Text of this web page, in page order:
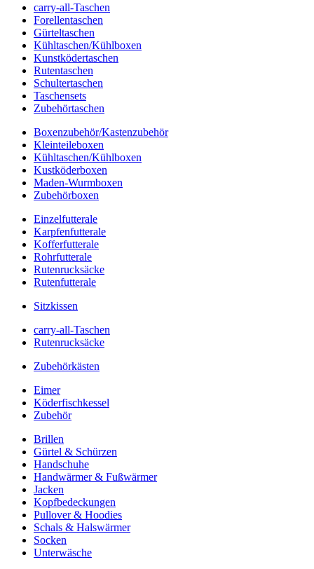
carry-all-Taschen
Forellentaschen
Gürteltaschen
Kühltaschen/Kühlboxen
Kunstködertaschen
Rutentaschen
Schultertaschen
Taschensets
Zubehörtaschen
Boxenzubehör/Kastenzubehör
Kleinteileboxen
Kühltaschen/Kühlboxen
Kustköderboxen
Maden-Wurmboxen
Zubehörboxen
Einzelfutterale
Karpfenfutterale
Kofferfutterale
Rohrfutterale
Rutenrucksäcke
Rutenfutterale
Sitzkissen
carry-all-Taschen
Rutenrucksäcke
Zubehörkästen
Eimer
Köderfischkessel
Zubehör
Brillen
Gürtel & Schürzen
Handschuhe
Handwärmer & Fußwärmer
Jacken
Kopfbedeckungen
Pullover & Hoodies
Schals & Halswärmer
Socken
Unterwäsche